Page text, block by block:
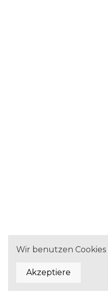
Wir benutzen
Akzeptiere